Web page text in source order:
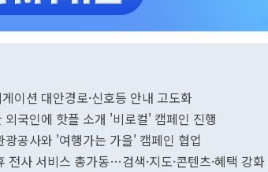
이션 대안경로·신호등 안내 고도화
외국인에 핫플 소개 '비로컬' 캠페인 진행
광공사와 '여행가는 가을' 캠페인 협업
전사 서비스 총가동…검색·지도·콘텐츠·혜택 강화